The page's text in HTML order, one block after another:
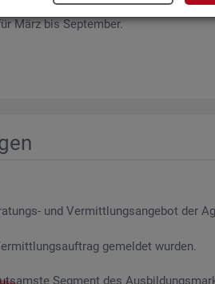
nach ge­frag­ten
März bis Sep­tem­ber.
und Ver­mitt­lungs­an­ge­bot der
ge­mel­det wur­den.
Seg­ment des